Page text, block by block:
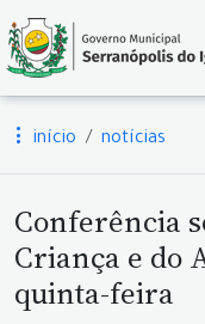
início notícias
Conferência
Criança e do
quinta-feira